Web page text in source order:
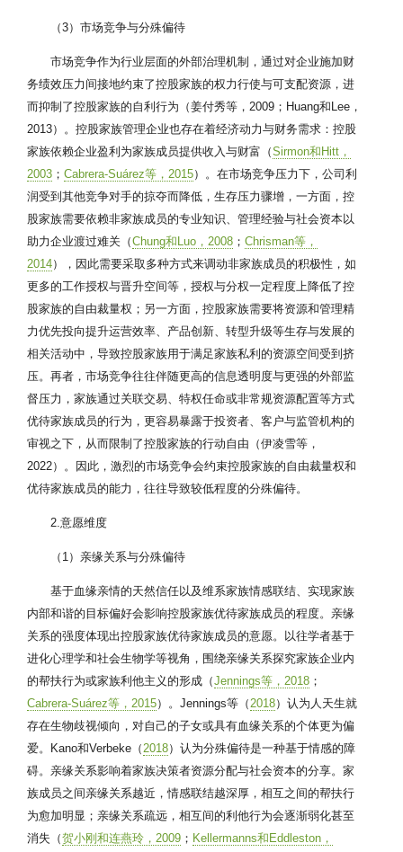
（3）市场竞争与分殊偏待
市场竞争作为行业层面的外部治理机制，通过对企业施加财
务绩效压力间接地约束了控股家族的权力行使与可支配资源，进
而抑制了控股家族的自利行为（姜付秀等，2009；Huang和Lee，
2013）。控股家族管理企业也存在着经济动力与财务需求：控股
家族依赖企业盈利为家族成员提供收入与财富（Sirmon和Hitt，
2003 ；Cabrera-Suárez等，2015）。在市场竞争压力下，公司利
润受到其他竞争对手的掠夺而降低，生存压力骤增，一方面，控
股家族需要依赖非家族成员的专业知识、管理经验与社会资本以
助力企业渡过难关（Chung和Luo，2008 ；Chrisman等，
2014），因此需要采取多种方式来调动非家族成员的积极性，如
更多的工作授权与晋升空间等，授权与分权一定程度上降低了控
股家族的自由裁量权；另一方面，控股家族需要将资源和管理精
力优先投向提升运营效率、产品创新、转型升级等生存与发展的
相关活动中，导致控股家族用于满足家族私利的资源空间受到挤
压。再者，市场竞争往往伴随更高的信息透明度与更强的外部监
督压力，家族通过关联交易、特权任命或非常规资源配置等方式
优待家族成员的行为，更容易暴露于投资者、客户与监管机构的
审视之下，从而限制了控股家族的行动自由（伊凌雪等，
2022）。因此，激烈的市场竞争会约束控股家族的自由裁量权和
优待家族成员的能力，往往导致较低程度的分殊偏待。
2.意愿维度
（1）亲缘关系与分殊偏待
基于血缘亲情的天然信任以及维系家族情感联结、实现家族
内部和谐的目标偏好会影响控股家族优待家族成员的程度。亲缘
关系的强度体现出控股家族优待家族成员的意愿。以往学者基于
进化心理学和社会生物学等视角，围绕亲缘关系探究家族企业内
的帮扶行为或家族利他主义的形成（Jennings等，2018 ；
Cabrera-Suárez等，2015）。Jennings等（ 2018）认为人天生就
存在生物歧视倾向，对自己的子女或具有血缘关系的个体更为偏
爱。Kano和Verbeke（ 2018）认为分殊偏待是一种基于情感的障
碍。亲缘关系影响着家族决策者资源分配与社会资本的分享。家
族成员之间亲缘关系越近，情感联结越深厚，相互之间的帮扶行
为愈加明显；亲缘关系疏远，相互间的利他行为会逐渐弱化甚至
消失（贺小刚和连燕玲，2009 ； Kellermanns和Eddleston，